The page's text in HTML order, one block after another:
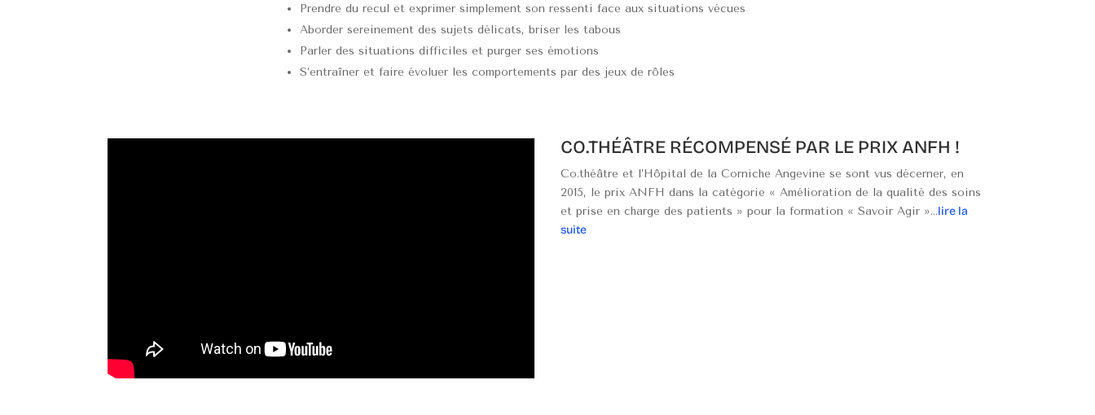
Prendre du recul et exprimer simplement son ressenti face aux situations vécues
Aborder sereinement des sujets délicats, briser les tabous
Parler des situations difficiles et purger ses émotions
S’entraîner et faire évoluer les comportements par des jeux de rôles
CO.THÉÂTRE RÉCOMPENSÉ PAR LE PRIX ANFH !
Co.théâtre et l’Hôpital de la Corniche Angevine se sont vus décerner, en
2015, le prix ANFH dans la catégorie « Amélioration de la qualité des soins
et prise en charge des patients » pour la formation « Savoir Agir »…lire la
suite